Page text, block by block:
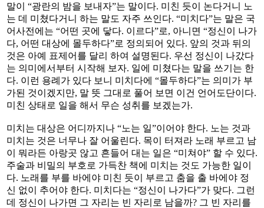
말이 “광란의 밤을 보내자”는 말이다. 미친 듯이 논다거니 노
는 데 미쳤다거니 하는 말도 자주 쓰인다. “미치다”는 말은 국
어사전에는 “어떤 곳에 닿다. 이르다”로, 아니면 “정신이 나가
다, 어떤 대상에 몰두하다”로 정의되어 있다. 앞의 것과 뒤의
것은 아예 표제어를 달리 하여 설명된다. 우선 정신이 나갔다
는 의미에서부터 시작해 보자. 일에 미쳤다는 말을 쓰기는 한
다. 이런 용례가 있다 보니 미치다에 “몰두하다”는 의미가 부
가된 것이겠지만, 말 뜻 그대로 풀어 보면 이건 언어도단이다.
미친 상태로 일을 해서 무슨 성취를 보겠는가.
미치는 대상은 어디까지나 “노는 일”이어야 한다. 노는 것과
미치는 것은 너무나 잘 어울린다. 목이 터져라 노래 부르고 남
이 뭐라든 아랑곳 않고 흔들어 대는 일은 “미쳐야” 할 수 있다.
주술과 비밀의 부호로 가득찬 책에 미치는 것도 가능한 일이
다. 노래를 부를 바에야 미친 듯이 부르고 춤을 출 바에야 정
신 없이 추어야 한다. 미치다는 “정신이 나가다”가 맞다. 그런
데 정신이 나가면 그 자리는 빈 자리로 남을까? 그 빈 자리를